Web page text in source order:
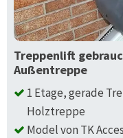
Treppenlift
Außentreppe
1 Etage, gerade
Holztreppe
Model von TK